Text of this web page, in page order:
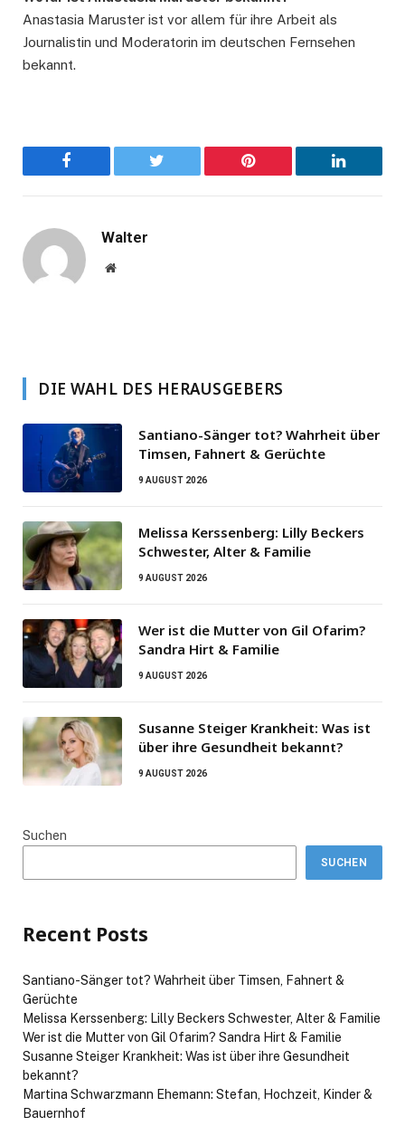
Anastasia Maruster ist vor allem für ihre Arbeit als
Journalistin und Moderatorin im deutschen Fernsehen
bekannt.
Facebook Twitter Pinterest LinkedIn
Walter
Website
DIE WAHL DES HERAUSGEBERS
Santiano-Sänger tot? Wahrheit über
Timsen, Fahnert & Gerüchte
9 AUGUST 2026
Melissa Kerssenberg: Lilly Beckers
Schwester, Alter & Familie
9 AUGUST 2026
Wer ist die Mutter von Gil Ofarim?
Sandra Hirt & Familie
9 AUGUST 2026
Susanne Steiger Krankheit: Was ist
über ihre Gesundheit bekannt?
9 AUGUST 2026
Suchen
SUCHEN
Recent Posts
Santiano-Sänger tot? Wahrheit über Timsen, Fahnert &
Gerüchte
Melissa Kerssenberg: Lilly Beckers Schwester, Alter & Familie
Wer ist die Mutter von Gil Ofarim? Sandra Hirt & Familie
Susanne Steiger Krankheit: Was ist über ihre Gesundheit
bekannt?
Martina Schwarzmann Ehemann: Stefan, Hochzeit, Kinder &
Bauernhof